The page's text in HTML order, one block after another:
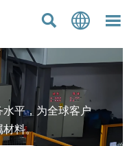
  
平，为全球客户
料。